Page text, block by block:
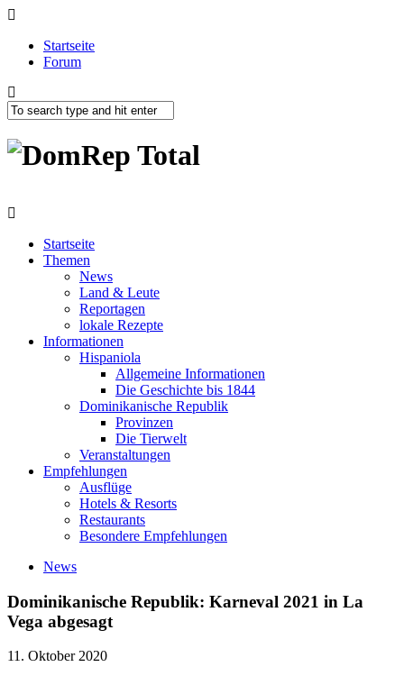
Startseite
Forum
Startseite
Themen
News
Land & Leute
Reportagen
lokale Rezepte
Informationen
Hispaniola
Allgemeine Informationen
Die Geschichte bis 1844
Dominikanische Republik
Provinzen
Die Tierwelt
Veranstaltungen
Empfehlungen
Ausflüge
Hotels & Resorts
Restaurants
Besondere Empfehlungen
News
Dominikanische Republik: Karneval 2021 in La
Vega abgesagt
11. Oktober 2020